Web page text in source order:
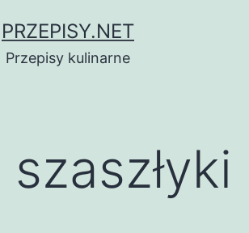
PRZEPISY.NET
Przepisy kulinarne
szaszłyki